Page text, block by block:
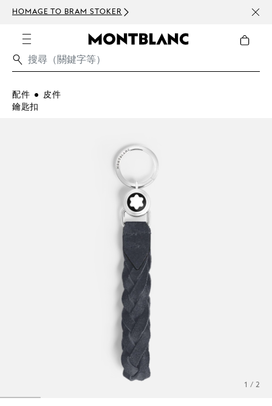
HOMAGE TO BRAM STOKER 訂閱
配件
皮件
鑰匙扣
1 / 2